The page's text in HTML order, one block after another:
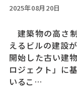
2025年08月20日
建築物の高さ
えるビルの建設
開始した古い建
ロジェクト」に
いるこ…